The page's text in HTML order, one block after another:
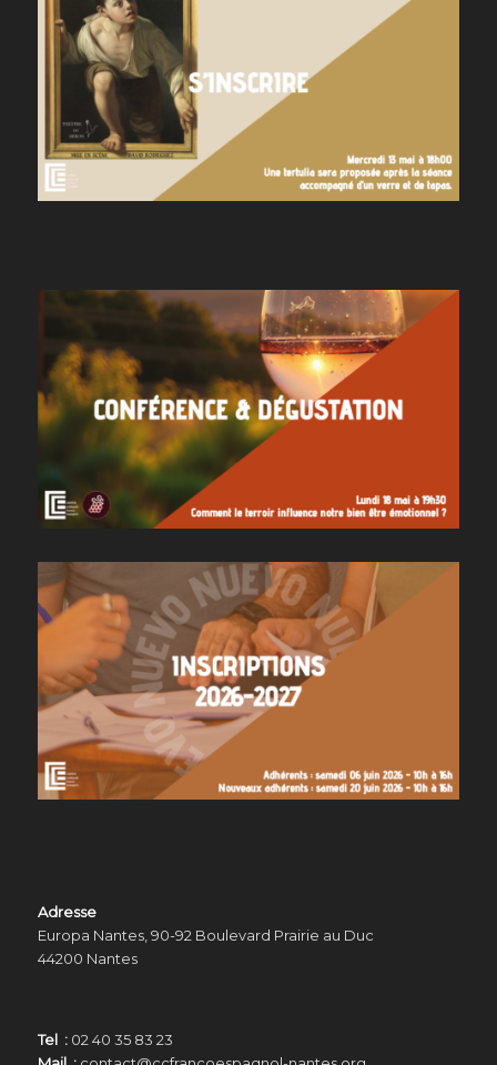
Adresse
Europa Nantes, 90-92 Boulevard Prairie au Duc
44200 Nantes
Tel : 02 40 35 83 23